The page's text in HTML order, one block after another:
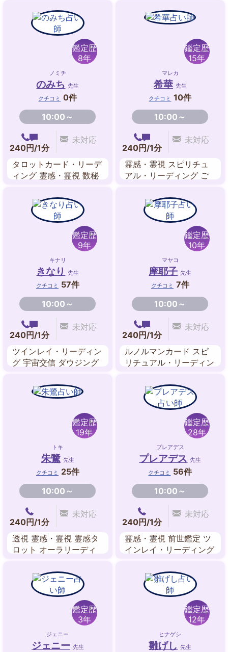
ネリング 西洋占星術 前
世鑑定 ペンジュラム
姓名判断 風水
鑑定歴
8年
ノミチ
のみち 先生
クチコミ
0件
10:00～
240円/1分
未対応
タロットカード・リーデ
ィング 霊感・霊視 数秘
鑑定歴
15年
マレカ
希華 先生
クチコミ
10件
10:00～
240円/1分
未対応
霊感・霊視 スピリチュ
アル・リーディング ご
ーン 霊感タロット オラ
クルリーディング ペン
ジュラム 姓名判断
鑑定歴
9年
キナリ
きなり 先生
クチコミ
57件
10:00～
240円/1分
未対応
ツインレイ・リーディン
グ 宇宙交信 ダウジング
ィング チャネリング 西
洋占星術 数秘術
鑑定歴
10年
マヤコ
摩耶子 先生
クチコミ 7件
10:00～
240円/1分
未対応
ルノルマンカード スピ
リチュアル・リーディン
鑑定歴
19年
トキ
朱鷺 先生
クチコミ
25件
10:00～
240円/1分
未対応
透視 霊感・霊視 霊感タ
ロット オーラリーディ
グ エネルギーワーク ア
カシックレコードリーデ
ィング
鑑定歴
28年
プレアデス
プレアデス 先生
クチコミ
56件
10:00～
240円/1分
未対応
霊感・霊視 前世鑑定 ツ
インレイ・リーディング
霊対話 故人交信 自動書
鑑定歴
3年
ジェニー
ジェニー 先生
鑑定歴
12年
ヒナゲシ
雛げし 先生